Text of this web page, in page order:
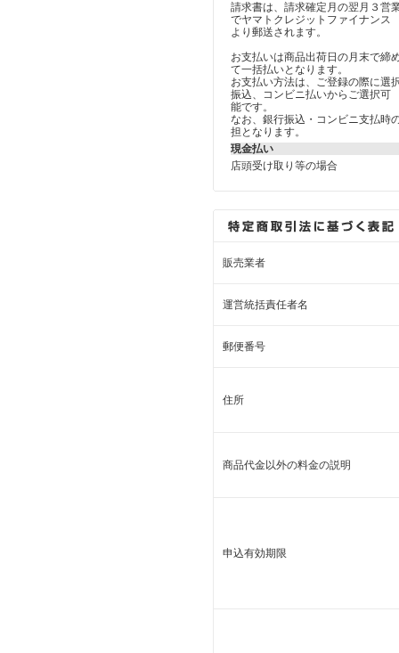
請求書は、請求確定月の翌月３営
でヤマトクレジットファイナンス
より郵送されます。
お支払いは商品出荷日の月末で締
て一括払いとなります。
お支払い方法は、ご登録の際に選
振込、コンビニ払いからご選択可
能です。
なお、銀行振込・コンビニ支払時
担となります。
現金払い
店頭受け取り等の場合
販売業者
運営統括責任者名
郵便番号
住所
商品代金以外の料金の説明
申込有効期限